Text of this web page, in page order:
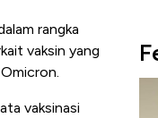
rangka
vaksin yang
vaksinasi